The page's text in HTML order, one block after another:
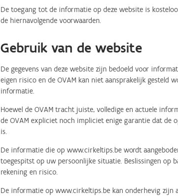
De toegang tot de informatie op deze website is
de hiernavolgende voorwaarden.
Gebruik van de website
De gegevens van deze website zijn bedoeld voor
eigen risico en de OVAM kan niet aansprakelijk gesteld
informatie.
Hoewel de OVAM tracht juiste, volledige en actuele
de OVAM expliciet noch impliciet enige garantie dat de
is.
De informatie die op www.cirkeltips.be wordt
toegespitst op uw persoonlijke situatie. Beslissingen op
rekening en risico.
De informatie op www.cirkeltips.be kan onderhevig